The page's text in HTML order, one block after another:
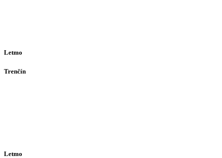
Letmo
Trenčín
Letmo